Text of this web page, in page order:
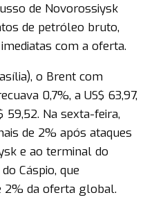
de Novorossiysk
de petróleo bruto,
com a oferta.
o Brent com
0,7%, a US$ 63,97,
59,52. Na sexta-feira,
de 2% após ataques
e ao terminal do
Cáspio, que
2% da oferta global.